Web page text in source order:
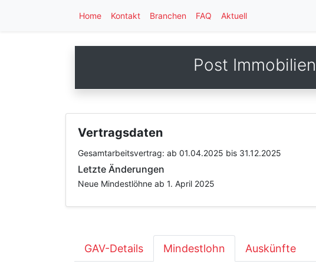
Home Kontakt Branchen FAQ Aktuell
Post
Vertragsdaten
Gesamtarbeitsvertrag: ab 01.04.2025 bis 31.12.2025
Letzte Änderungen
Neue Mindestlöhne ab 1. April 2025
GAV-Details Mindestlohn Auskünfte